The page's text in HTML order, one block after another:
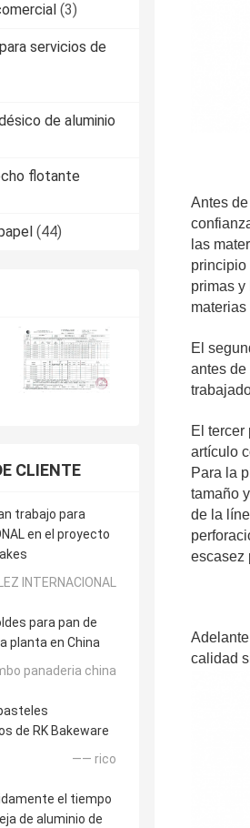
(3)
servicios de
de aluminio
flotante
(44)
CLIENTE
trabajo para
en el proyecto
INTERNACIONAL
para pan de
planta en China
panaderia china
de RK Bakeware
—— rico
el tiempo
de aluminio de
Antes
las
principio
primas
El
antes de
El tercer
artículo
Para la
tamaño
de la
escasez
calidad